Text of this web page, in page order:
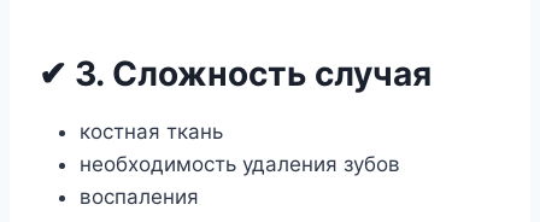
✔ 3. Сложность случая
костная ткань
необходимость удаления зубов
воспаления